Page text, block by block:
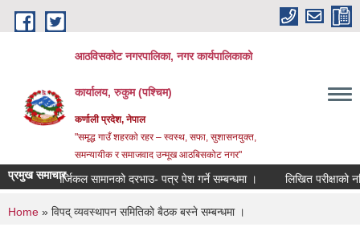
Skip to main content
आठविसकोट नगरपालिका, नगर कार्यपालिकाको
कार्यालय, रुकुम (पश्चिम)
कर्णाली प्रदेश, नेपाल
"समृद्ध गाउँ शहरको रहर – स्वस्थ, सफा, सुशासनयुक्त,
समन्यायीक र समाजवाद उन्मूख आठबिसकोट नगर"
प्रमुख समाचार
सर्जिकल सामानको दरभाउ- पत्र पेश गर्ने सम्बन्धमा । लिखित परीक्षाको नतिजा
You are here
Home » विपद् व्यवस्थापन समितिको बैठक बस्ने सम्बन्धमा ।